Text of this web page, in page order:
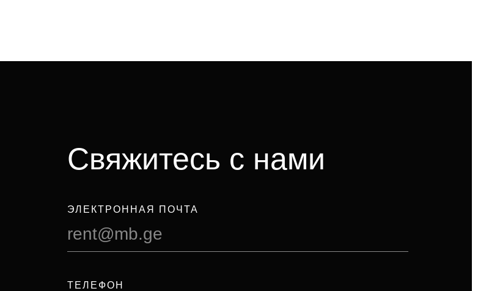
Свяжитесь с нами
ЭЛЕКТРОННАЯ ПОЧТА
rent@mb.ge
ТЕЛЕФОН